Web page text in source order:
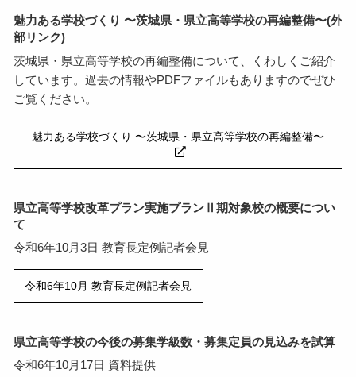
魅力ある学校づくり 〜茨城県・県立高等学校の再編整備〜(外
部リンク)
茨城県・県立高等学校の再編整備について、くわしくご紹介
しています。過去の情報やPDFファイルもありますのでぜひ
ご覧ください。
魅力ある学校づくり 〜茨城県・県立高等学校の再編整備〜
県立高等学校改革プラン実施プランⅡ期対象校の概要につい
て
令和6年10月3日 教育長定例記者会見
令和6年10月 教育長定例記者会見
県立高等学校の今後の募集学級数・募集定員の見込みを試算
令和6年10月17日 資料提供